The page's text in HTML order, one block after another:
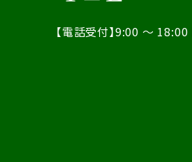
【電話受付】9:00 ～ 18:00